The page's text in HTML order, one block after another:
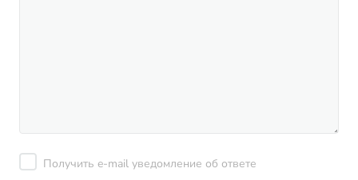
Получить e-mail уведомление об ответе